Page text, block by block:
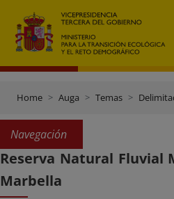
Home Auga Temas
Navegación
Reserva Natural Fluvial
Marbella